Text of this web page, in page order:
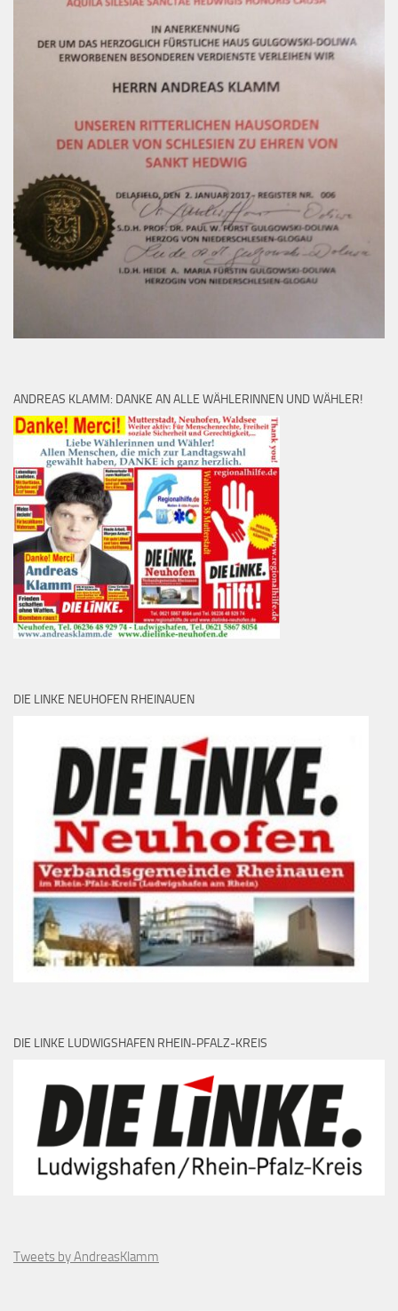
ANDREAS KLAMM: DANKE AN ALLE WÄHLERINNEN UND WÄHLER!
DIE LINKE NEUHOFEN RHEINAUEN
DIE LINKE LUDWIGSHAFEN RHEIN-PFALZ-KREIS
Tweets by AndreasKlamm